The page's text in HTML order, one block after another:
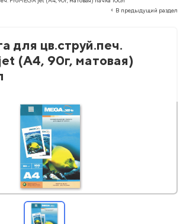
В предыдущий раздел
для цв.струй.печ.
(А4, 90г, матовая)